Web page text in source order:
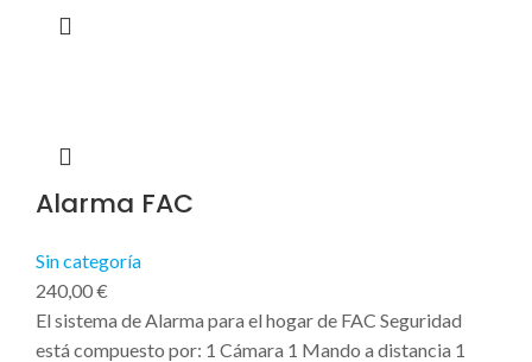
Alarma FAC
Sin categoría
240,00€
El sistema de Alarma para el hogar de FAC Seguridad
está compuesto por: 1 Cámara 1 Mando a distancia 1